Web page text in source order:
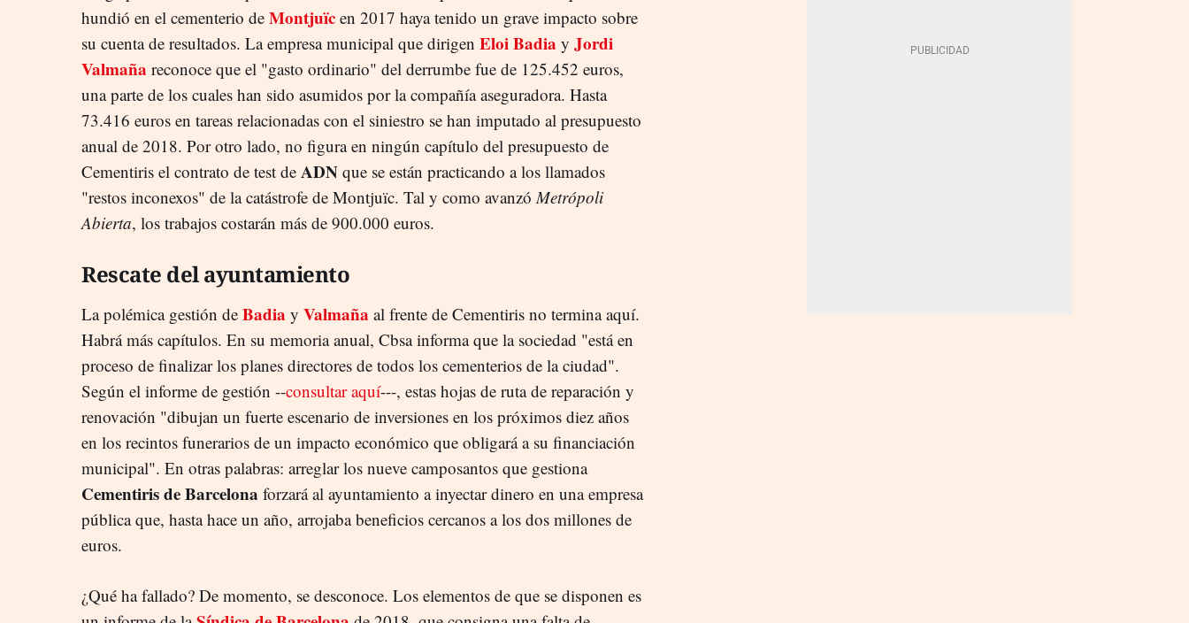
hundió en el cementerio de Montjuïc en 2017 haya tenido un grave impacto sobre
su cuenta de resultados. La empresa municipal que dirigen Eloi Badia y Jordi
Valmaña reconoce que el "gasto ordinario" del derrumbe fue de 125.452 euros,
una parte de los cuales han sido asumidos por la compañía aseguradora. Hasta
73.416 euros en tareas relacionadas con el siniestro se han imputado al presupuesto
anual de 2018. Por otro lado, no figura en ningún capítulo del presupuesto de
Cementiris el contrato de test de ADN que se están practicando a los llamados
"restos inconexos" de la catástrofe de Montjuïc. Tal y como avanzó Metrópoli
Abierta, los trabajos costarán más de 900.000 euros.
Rescate del ayuntamiento
La polémica gestión de Badia y Valmaña al frente de Cementiris no termina aquí.
Habrá más capítulos. En su memoria anual, Cbsa informa que la sociedad "está en
proceso de finalizar los planes directores de todos los cementerios de la ciudad".
Según el informe de gestión --consultar aquí---, estas hojas de ruta de reparación y
renovación "dibujan un fuerte escenario de inversiones en los próximos diez años
en los recintos funerarios de un impacto económico que obligará a su financiación
municipal". En otras palabras: arreglar los nueve camposantos que gestiona
Cementiris de Barcelona forzará al ayuntamiento a inyectar dinero en una empresa
pública que, hasta hace un año, arrojaba beneficios cercanos a los dos millones de
euros.
¿Qué ha fallado? De momento, se desconoce. Los elementos de que se disponen es